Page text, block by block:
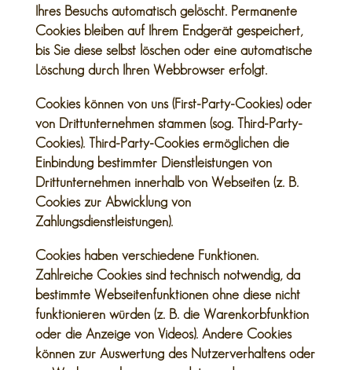
Ihres Besuchs automatisch gelöscht. Permanente
Cookies bleiben auf Ihrem Endgerät gespeichert,
bis Sie diese selbst löschen oder eine automatische
Löschung durch Ihren Webbrowser erfolgt.
Cookies können von uns (First-Party-Cookies) oder
von Drittunternehmen stammen (sog. Third-Party-
Cookies). Third-Party-Cookies ermöglichen die
Einbindung bestimmter Dienstleistungen von
Drittunternehmen innerhalb von Webseiten (z. B.
Cookies zur Abwicklung von
Zahlungsdienstleistungen).
Cookies haben verschiedene Funktionen.
Zahlreiche Cookies sind technisch notwendig, da
bestimmte Webseitenfunktionen ohne diese nicht
funktionieren würden (z. B. die Warenkorbfunktion
oder die Anzeige von Videos). Andere Cookies
können zur Auswertung des Nutzerverhaltens oder